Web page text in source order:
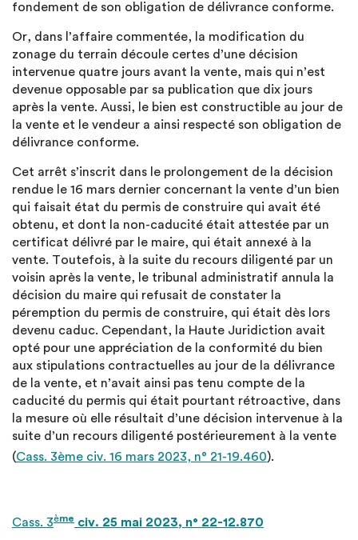
fondement de son obligation de délivrance conforme.
Or, dans l’affaire commentée, la modification du
zonage du terrain découle certes d’une décision
intervenue quatre jours avant la vente, mais qui n’est
devenue opposable par sa publication que dix jours
après la vente. Aussi, le bien est constructible au jour de
la vente et le vendeur a ainsi respecté son obligation de
délivrance conforme.
Cet arrêt s’inscrit dans le prolongement de la décision
rendue le 16 mars dernier concernant la vente d’un bien
qui faisait état du permis de construire qui avait été
obtenu, et dont la non-caducité était attestée par un
certificat délivré par le maire, qui était annexé à la
vente. Toutefois, à la suite du recours diligenté par un
voisin après la vente, le tribunal administratif annula la
décision du maire qui refusait de constater la
péremption du permis de construire, qui était dès lors
devenu caduc. Cependant, la Haute Juridiction avait
opté pour une appréciation de la conformité du bien
aux stipulations contractuelles au jour de la délivrance
de la vente, et n’avait ainsi pas tenu compte de la
caducité du permis qui était pourtant rétroactive, dans
la mesure où elle résultait d’une décision intervenue à la
suite d’un recours diligenté postérieurement à la vente
(Cass. 3ème civ. 16 mars 2023, n° 21-19.460).
Cass. 3ème civ. 25 mai 2023, n° 22-12.870